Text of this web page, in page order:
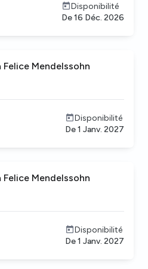
Disponibilité
De16 Déc. 2026
Felice Mendelssohn
Disponibilité
De1 Janv. 2027
Felice Mendelssohn
Disponibilité
De1 Janv. 2027